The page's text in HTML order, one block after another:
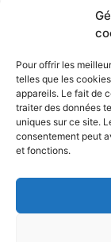
Pour offrir les
telles que les
appareils. Le fait de
traiter des données
uniques sur ce site.
consentement peut
et fonctions.
Contactez-
Qui sommes-
Blog